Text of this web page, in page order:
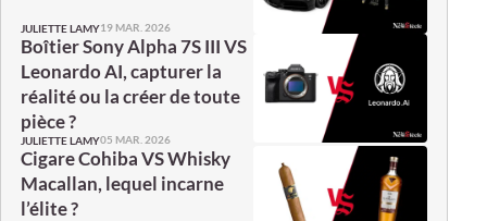
JULIETTE LAMY19 MAR. 2026
Boîtier Sony Alpha 7S III VS
Leonardo AI, capturer la
réalité ou la créer de toute
pièce ?
JULIETTE LAMY05 MAR. 2026
Cigare Cohiba VS Whisky
Macallan, lequel incarne
l’élite ?